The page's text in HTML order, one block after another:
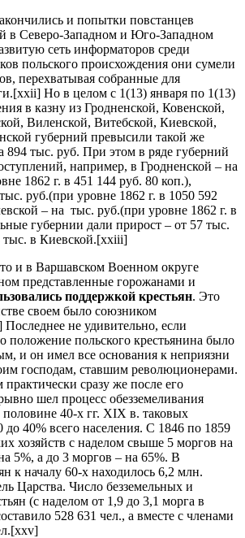
и попытки повстанцев
в Северо-Западном и Юго-Западном
сеть информаторов среди
польского происхождения они сумели
перехватывая собранные для
Но в целом с 1(13) января по 1(13)
в казну из Гродненской, Ковенской,
Виленской, Витебской, Киевской,
губерний превысили такой же
894 тыс. руб. При этом в ряде губерний
например, в Гродненской – на
1862 г. в 451 144 руб. 80 коп.),
руб.(при уровне 1862 г. в 1050 592
– на тыс. руб.(при уровне 1862 г. в
губернии дали прирост – от 57 тыс.
в Киевской.[xxiii]
и в Варшавском Военном округе
представленные горожанами и
поддержкой крестьян. Это
своем было союзником
Последнее не удивительно, если
положение польского крестьянина было
и он имел все основания к неприязни
господам, ставшим революционерами.
сразу же после его
шел процесс обезземеливания
половине 40-х гг. XIX в. таковых
до 40% всего населения. С 1846 по 1859
хозяйств с наделом свыше 5 моргов на
5%, а до 3 моргов – на 65%. В
к началу 60-х находилось 6,2 млн.
Царства. Число безземельных и
(с наделом от 1,9 до 3,1 морга в
528 631 чел., а вместе с членами